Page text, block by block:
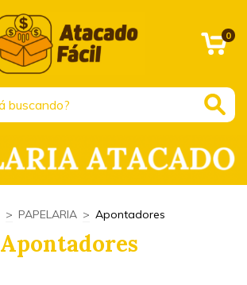
0
> PAPELARIA > Apontadores
Apontadores